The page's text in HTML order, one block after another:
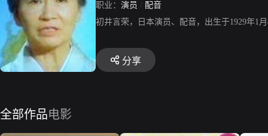
职业： 演员 / 配音
初井言荣，日本演员、配音，出生于1929年1
分享
全部作品电影